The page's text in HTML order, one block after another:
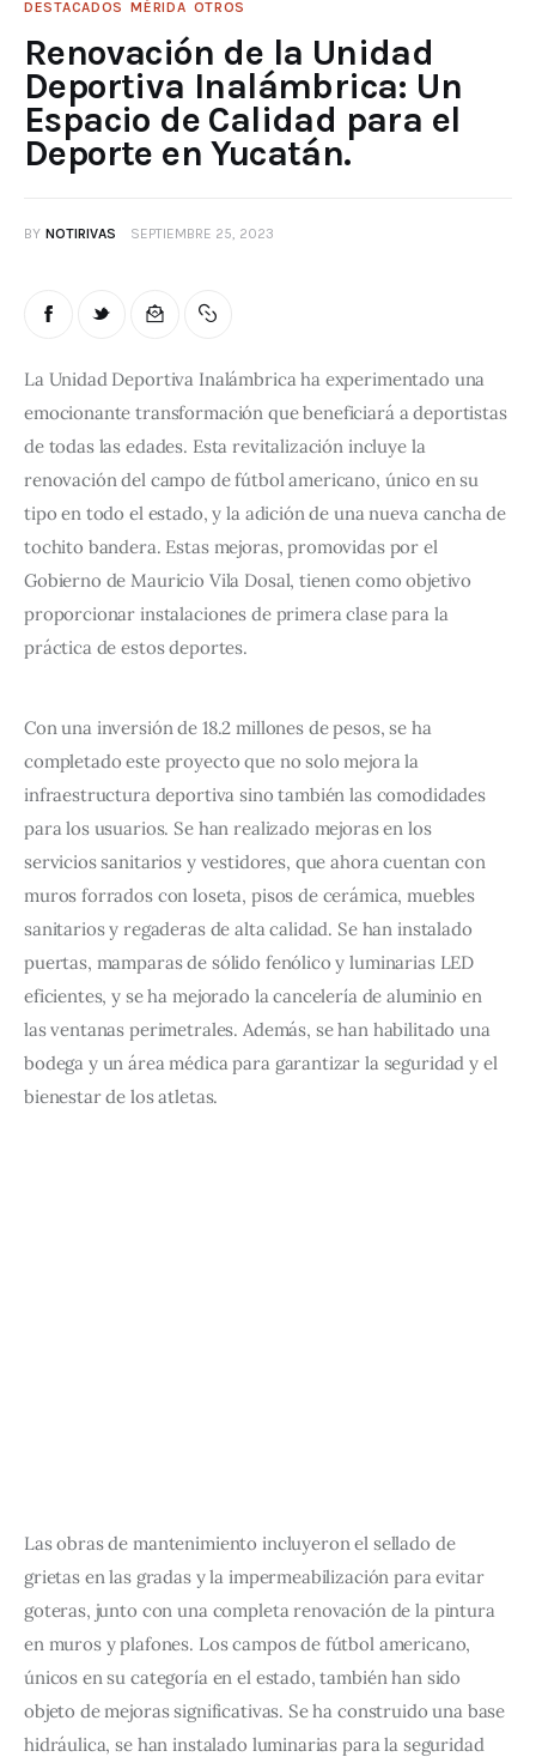
DESTACADOS MÉRIDA OTROS
Renovación de la Unidad
Deportiva Inalámbrica: Un
Espacio de Calidad para el
Deporte en Yucatán.
BY NOTIRIVAS SEPTIEMBRE 25, 2023
La Unidad Deportiva Inalámbrica ha experimentado una
emocionante transformación que beneficiará a deportistas
de todas las edades. Esta revitalización incluye la
renovación del campo de fútbol americano, único en su
tipo en todo el estado, y la adición de una nueva cancha de
tochito bandera. Estas mejoras, promovidas por el
Gobierno de Mauricio Vila Dosal, tienen como objetivo
proporcionar instalaciones de primera clase para la
práctica de estos deportes.
Con una inversión de 18.2 millones de pesos, se ha
completado este proyecto que no solo mejora la
infraestructura deportiva sino también las comodidades
para los usuarios. Se han realizado mejoras en los
servicios sanitarios y vestidores, que ahora cuentan con
muros forrados con loseta, pisos de cerámica, muebles
sanitarios y regaderas de alta calidad. Se han instalado
puertas, mamparas de sólido fenólico y luminarias LED
eficientes, y se ha mejorado la cancelería de aluminio en
las ventanas perimetrales. Además, se han habilitado una
bodega y un área médica para garantizar la seguridad y el
bienestar de los atletas.
Las obras de mantenimiento incluyeron el sellado de
grietas en las gradas y la impermeabilización para evitar
goteras, junto con una completa renovación de la pintura
en muros y plafones. Los campos de fútbol americano,
únicos en su categoría en el estado, también han sido
objeto de mejoras significativas. Se ha construido una base
hidráulica, se han instalado luminarias para la seguridad